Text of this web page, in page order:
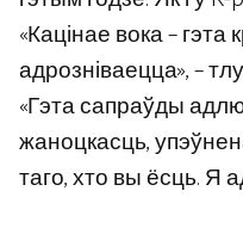
«Кацінае вока – гэта
адрозніваецца», –
«Гэта сапраўды
жаноцкасць,
таго, хто вы ёсць. Я